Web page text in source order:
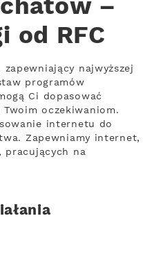
–
od RFC
najwyższej
programów
Ci dopasować
oczekiwaniom.
internetu do
Zapewniamy internet,
pracujących na